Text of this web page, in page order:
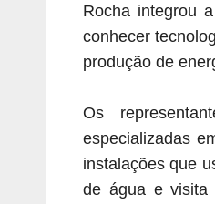
Rocha integrou
conhecer
produção de
Os
especializadas
instalações que
de água e visita